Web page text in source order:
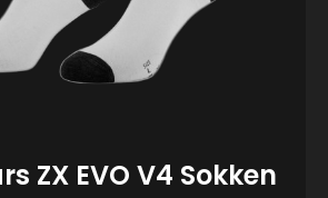
ZX EVO V4 Sokken